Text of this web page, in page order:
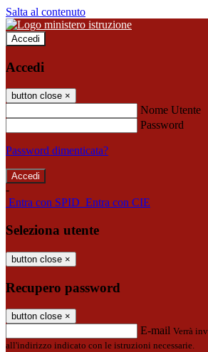
Salta al contenuto
Accedi
Accedi
button close ×
Nome Utente
Password
Password dimenticata?
-
Entra con SPID Entra con CIE
Seleziona utente
button close ×
Recupero password
button close ×
E-mail Verrà
all'indirizzo indicato con le istruzioni necessarie.